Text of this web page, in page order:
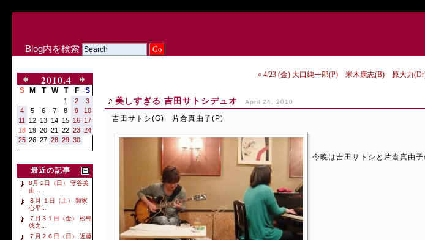
Blog内を検索
2010.4
S M T W T F S
1 2
3
4
5 6 7 8 9
10
11
12 13 14 15 16 17
18 19 20 21 22 23 24
25 26 27 28 29 30
最近の記事
8月 2日（日） 守谷美
由...
８月 １日（土） 類家
心平...
７月３１日（金） 松島
啓之...
７月２６日（日） 近藤
« 4/23 (金) 大口純一郎(P) 米木康志(B) 原大力
美しすぎる 吉田サトシデュオ April 24, 2010
吉田サトシ(G) 片倉真由子(P)
今晩は吉田サトシと片倉真由子